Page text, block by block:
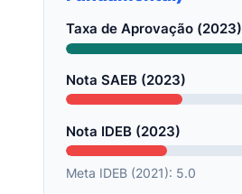
Taxa de Aprovação (2023)
Nota SAEB (2023)
Nota IDEB (2023)
Meta IDEB (2021): 5.0